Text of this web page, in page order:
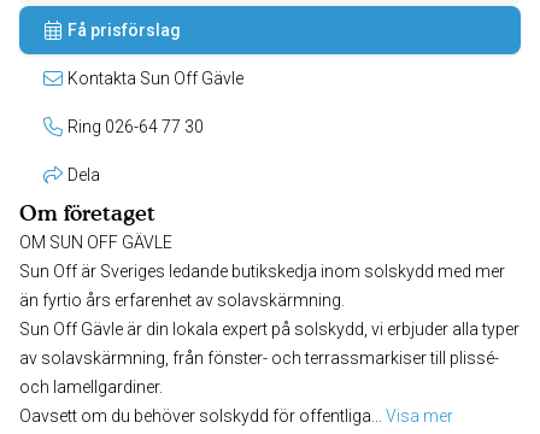
Få prisförslag
Kontakta Sun Off Gävle
Ring 026-64 77 30
Dela
Om företaget
OM SUN OFF GÄVLE
Sun Off är Sveriges ledande butikskedja inom solskydd med mer
än fyrtio års erfarenhet av solavskärmning.
Sun Off Gävle är din lokala expert på solskydd, vi erbjuder alla typer
av solavskärmning, från fönster- och terrassmarkiser till plissé-
och lamellgardiner.
Oavsett om du behöver solskydd för offentliga
Visa mer